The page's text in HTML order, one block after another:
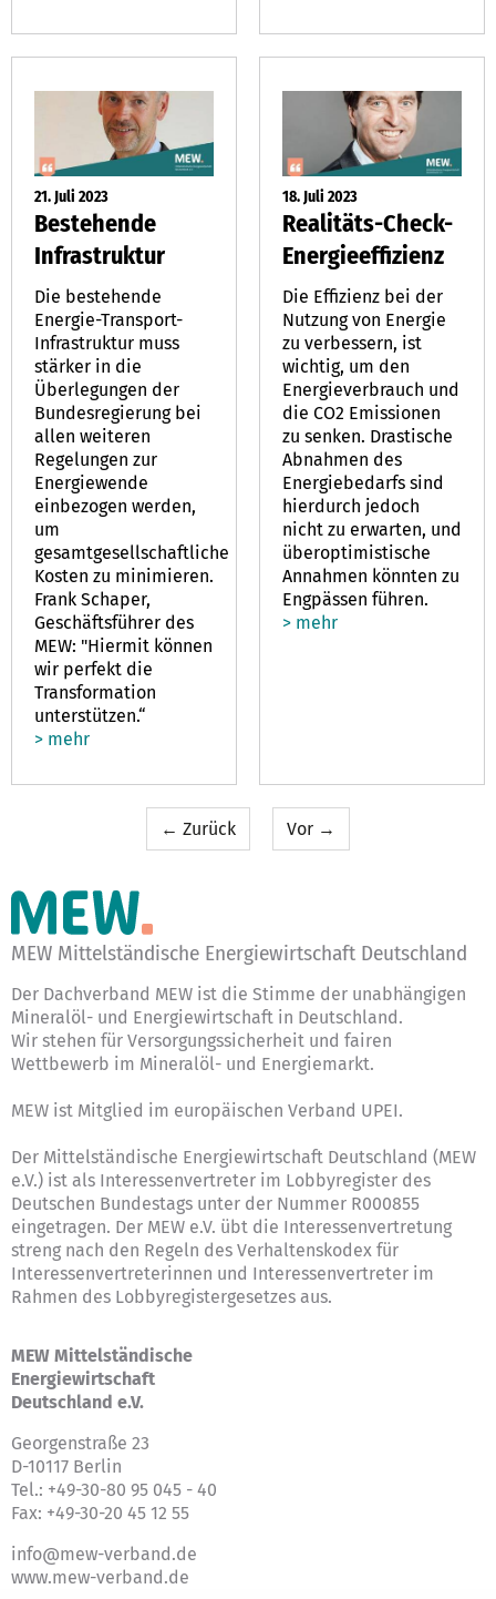
21. Juli 2023
Bestehende
Infrastruktur
Die bestehende
Energie-Transport-
Infrastruktur muss
stärker in die
Überlegungen der
Bundesregierung bei
allen weiteren
Regelungen zur
Energiewende
einbezogen werden,
um
gesamtgesellschaftliche
Kosten zu minimieren.
Frank Schaper,
Geschäftsführer des
MEW: "Hiermit können
wir perfekt die
Transformation
unterstützen.“
> mehr
18. Juli 2023
Realitäts-Check-
Energieeffizienz
Die Effizienz bei der
Nutzung von Energie
zu verbessern, ist
wichtig, um den
Energieverbrauch und
die CO2 Emissionen
zu senken. Drastische
Abnahmen des
Energiebedarfs sind
hierdurch jedoch
nicht zu erwarten, und
überoptimistische
Annahmen könnten zu
Engpässen führen.
> mehr
← Zurück Vor →
MEW Mittelständische Energiewirtschaft Deutschland
Der Dachverband MEW ist die Stimme der unabhängigen
Mineralöl- und Energiewirtschaft in Deutschland.
Wir stehen für Versorgungssicherheit und fairen
Wettbewerb im Mineralöl- und Energiemarkt.
MEW ist Mitglied im europäischen Verband UPEI.
Der Mittelständische Energiewirtschaft Deutschland (MEW
e.V.) ist als Interessenvertreter im Lobbyregister des
Deutschen Bundestags unter der Nummer R000855
eingetragen. Der MEW e.V. übt die Interessenvertretung
streng nach den Regeln des Verhaltenskodex für
Interessenvertreterinnen und Interessenvertreter im
Rahmen des Lobbyregistergesetzes aus.
MEW Mittelständische
Energiewirtschaft
Deutschland e.V.
Georgenstraße 23
D-10117 Berlin
Tel.: +49-30-80 95 045 - 40
Fax: +49-30-20 45 12 55
info@mew-verband.de
www.mew-verband.de